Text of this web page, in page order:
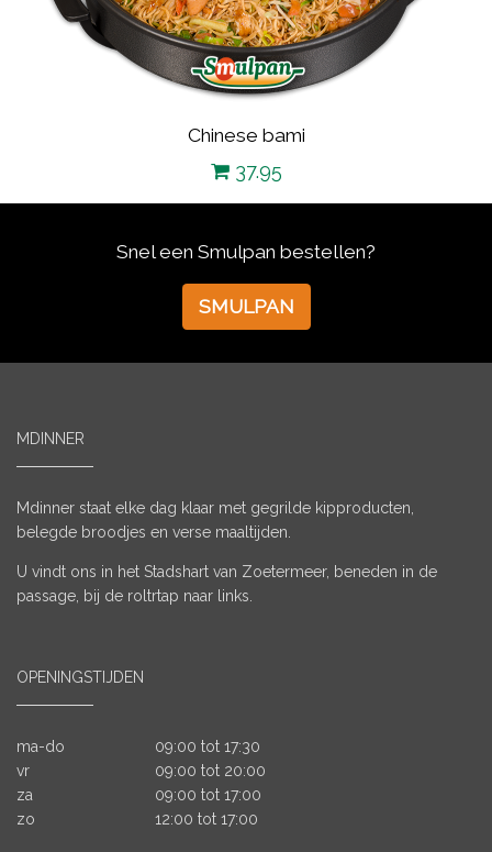
Chinese bami
37.95
Snel een Smulpan bestellen?
SMULPAN
MDINNER
Mdinner staat elke dag klaar met gegrilde kipproducten,
belegde broodjes en verse maaltijden.
U vindt ons in het Stadshart van Zoetermeer, beneden in de
passage, bij de roltrtap naar links.
OPENINGSTIJDEN
ma-do
09:00 tot 17:30
vr
09:00 tot 20:00
za
09:00 tot 17:00
zo
12:00 tot 17:00